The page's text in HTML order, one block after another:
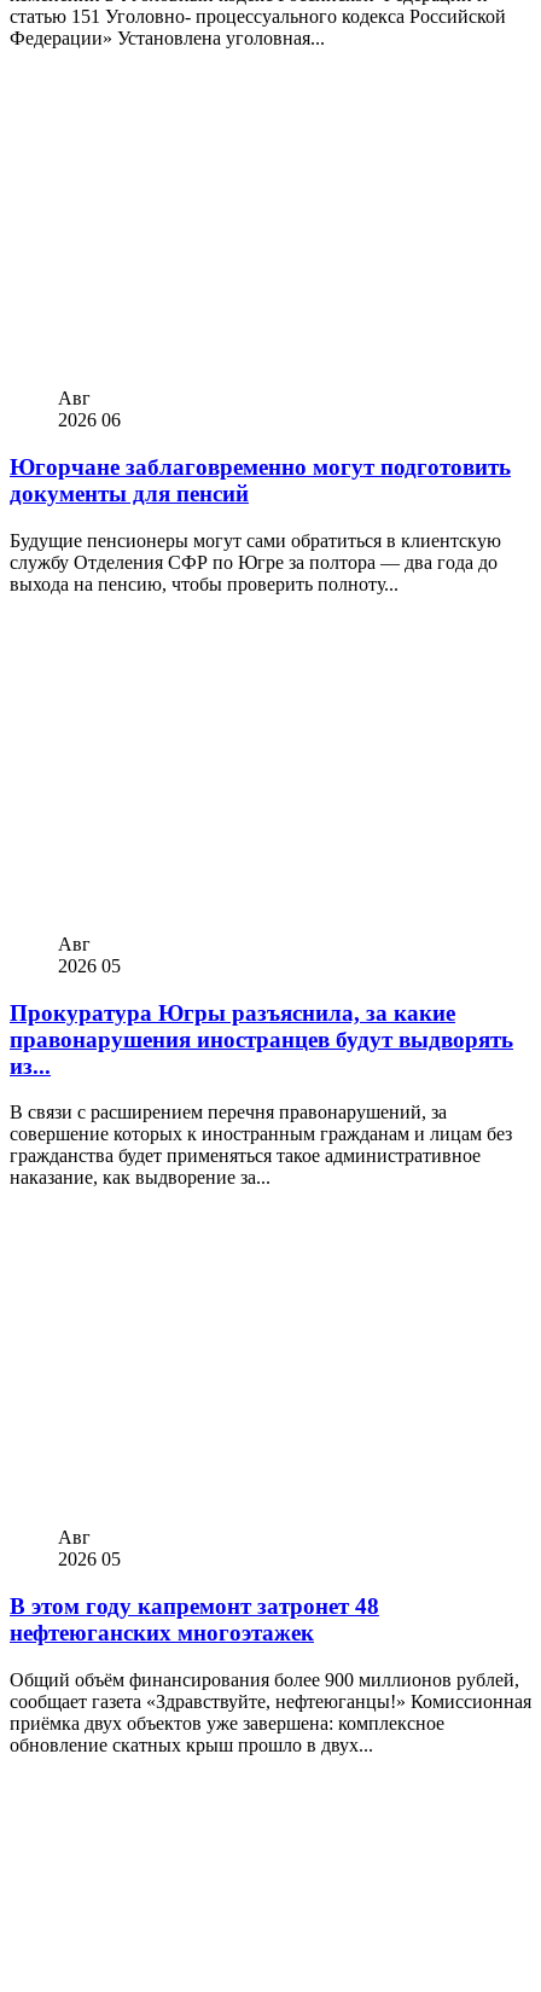
статью 151 Уголовно- процессуального кодекса Российской
Федерации» Установлена уголовная...
Авг
2026 06
Югорчане заблаговременно могут подготовить
документы для пенсий
Будущие пенсионеры могут сами обратиться в клиентскую
службу Отделения СФР по Югре за полтора — два года до
выхода на пенсию, чтобы проверить полноту...
Авг
2026 05
Прокуратура Югры разъяснила, за какие
правонарушения иностранцев будут выдворять
из...
В связи с расширением перечня правонарушений, за
совершение которых к иностранным гражданам и лицам без
гражданства будет применяться такое административное
наказание, как выдворение за...
Авг
2026 05
В этом году капремонт затронет 48
нефтеюганских многоэтажек
Общий объём финансирования более 900 миллионов рублей,
сообщает газета «Здравствуйте, нефтеюганцы!» Комиссионная
приёмка двух объектов уже завершена: комплексное
обновление скатных крыш прошло в двух...